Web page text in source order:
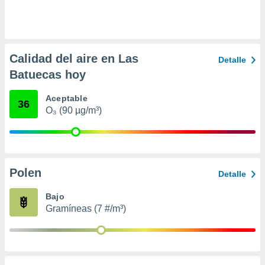
en
en
de
un
o acceder
datos
Calidad del aire en Las
Batuecas hoy
Detalle
36 Aceptable
O₃ (90 µg/m³)
Polen Detalle
Bajo
Gramíneas (7 #/m³)